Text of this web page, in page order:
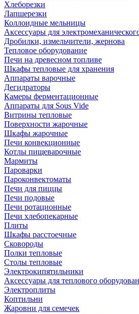
Хлеборезки
Лапшерезки
Коллоидные мельницы
Аксессуары для
Дробилки, измельчители, жернова
Тепловое оборудование
Печи на древесном топливе
Шкафы тепловые для хранения
Аппараты варочные
Дегидраторы
Камеры ферментационные
Аппараты для Sous Vide
Витрины тепловые
Поверхности жарочные
Шкафы жарочные
Печи конвекционные
Котлы пищеварочные
Мармиты
Пароварки
Пароконвектоматы
Печи для пиццы
Печи подовые
Печи ротационные
Печи хлебопекарные
Плиты
Шкафы расстоечные
Сковороды
Полки тепловые
Столы тепловые
Электрокипятильники
Аксессуары для теплового
Электроплиты
Коптильни
Жаровни для семечек